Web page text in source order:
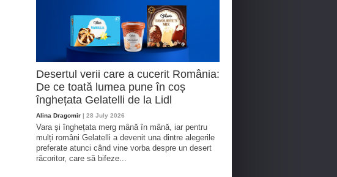
Desertul verii care a cucerit România:
De ce toată lumea pune în coș
înghețata Gelatelli de la Lidl
Alina Dragomir | 28 July 2026
Vara și înghețata merg mână în mână, iar pentru
mulți români Gelatelli a devenit una dintre alegerile
preferate atunci când vine vorba despre un desert
răcoritor, care să bifeze...